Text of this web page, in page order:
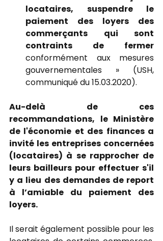
locataires, suspendre le
paiement des loyers des
commerçants qui sont
contraints de fermer
conformément aux mesures
gouvernementales » (USH,
communiqué du 15.03.2020).
Au-delà de ces
recommandations, le Ministère
de l'économie et des finances a
invité les entreprises concernées
(locataires) à se rapprocher de
leurs bailleurs pour effectuer s'il
y a lieu des demandes de report
à l’amiable du paiement des
loyers.
Il serait également possible pour les